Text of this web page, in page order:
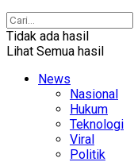
Tidak ada hasil
Lihat Semua hasil
News
Nasional
Hukum
Teknologi
Viral
Politik